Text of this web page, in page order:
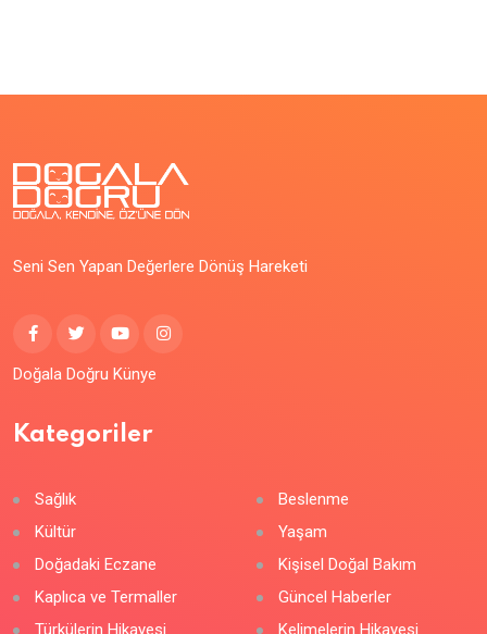
Seni Sen Yapan Değerlere Dönüş Hareketi
Doğala Doğru Künye
Kategoriler
Sağlık
Beslenme
Kültür
Yaşam
Doğadaki Eczane
Kişisel Doğal Bakım
Kaplıca ve Termaller
Güncel Haberler